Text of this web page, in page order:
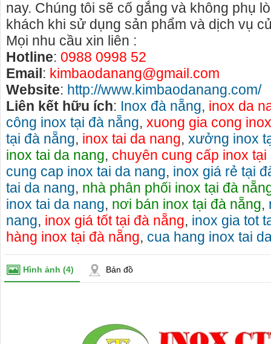
nay. Chúng tôi sẽ cố gắng và không phụ
khách khi sử dụng sản phẩm và dịch vụ
Mọi nhu cầu xin liên :
Hotline: 0988 0998 52
Email : kimbaodanang@gmail.com
Website: http://www.kimbaodanang.com/
Liên kết hữu ích: Inox đà nẵng, inox da
công inox tại đà nẵng, xuong gia cong
tại đà nẵng, inox tai da nang, xưởng inox
inox tai da nang, chuyên cung cấp inox tại
cung cap inox tai da nang, inox giá rẻ tại
tai da nang, nhà phân phối inox tại đà
inox tai da nang, nơi bán inox tại đà nẵng,
nang, inox giá tốt tại đà nẵng, inox gia tot
hàng inox tại đà nẵng, cua hang inox tai
Hình ảnh (4) Bản đồ